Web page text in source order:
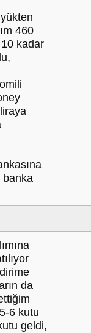
460
kadar
banka
da
6 kutu
geldi,